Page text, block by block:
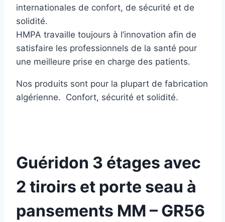
internationales de confort, de sécurité et de
solidité.
HMPA travaille toujours à l’innovation afin de
satisfaire les professionnels de la santé pour
une meilleure prise en charge des patients.
Nos produits sont pour la plupart de fabrication
algérienne. Confort, sécurité et solidité.
Guéridon 3 étages avec
2 tiroirs et porte seau à
pansements MM – GR56